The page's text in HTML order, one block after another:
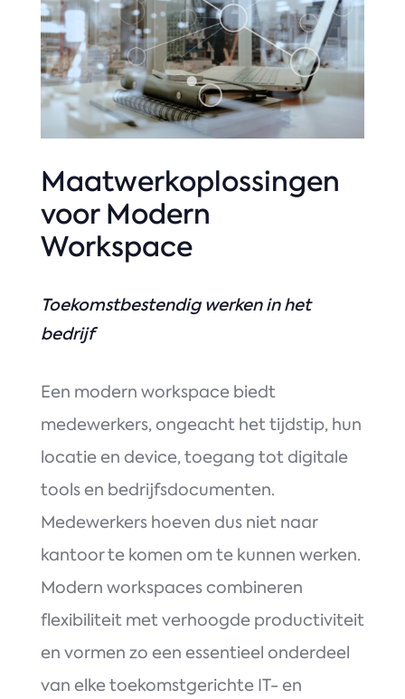
Maatwerkoplossingen
voor Modern
Workspace
Toekomstbestendig werken in het
bedrijf
Een modern workspace biedt
medewerkers, ongeacht het tijdstip, hun
locatie en device, toegang tot digitale
tools en bedrijfsdocumenten.
Medewerkers hoeven dus niet naar
kantoor te komen om te kunnen werken.
Modern workspaces combineren
flexibiliteit met verhoogde productiviteit
en vormen zo een essentieel onderdeel
van elke toekomstgerichte IT- en